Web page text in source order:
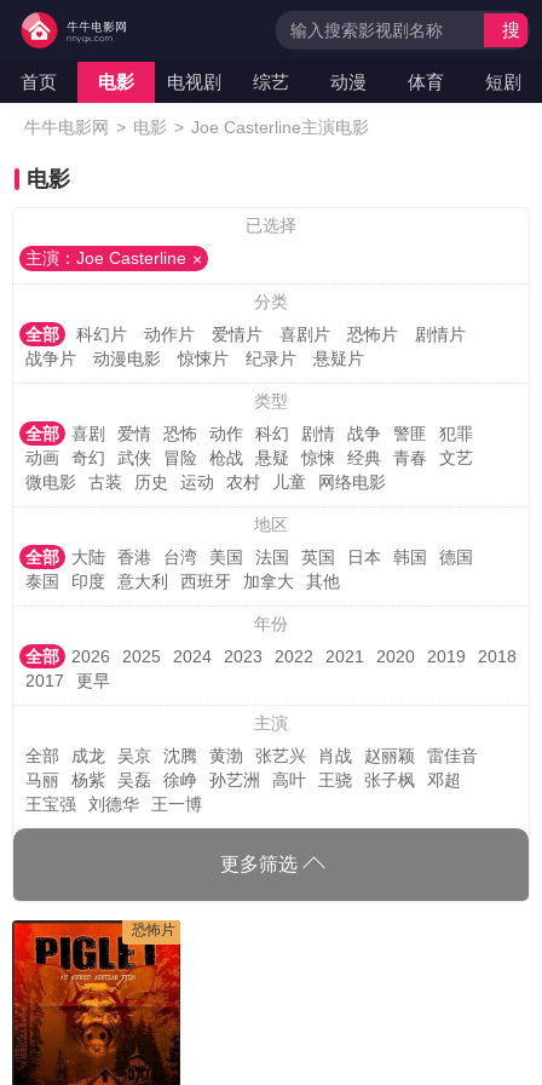
首页 电影 电视剧 综艺 动漫 体育 短剧
搜
牛牛电影网 > 电影 > Joe Casterline主演电影
电影
已选择
主演：Joe Casterline
分类
全部
科幻片 动作片 爱情片 喜剧片 恐怖片
剧情片
战争片
动漫电影 惊悚片 纪录片 悬疑片
类型
全部
喜剧 爱情 恐怖 动作 科幻 剧情 战争 警匪
犯罪
动画
奇幻 武侠 冒险 枪战 悬疑 惊悚 经典 青春
文艺
微电影
古装 历史 运动 农村 儿童 网络电影
地区
全部
大陆 香港 台湾 美国 法国 英国 日本 韩国
德国
泰国
印度 意大利 西班牙 加拿大 其他
年份
全部
2026 2025 2024 2023 2022 2021 2020 2019
2018
2017
更早
主演
全部
成龙 吴京 沈腾 黄渤 张艺兴 肖战 赵丽颖
雷佳音
马丽
杨紫 吴磊 徐峥 孙艺洲 高叶 王骁 张子枫
邓超
王宝强
刘德华 王一博
更多筛选
恐怖片